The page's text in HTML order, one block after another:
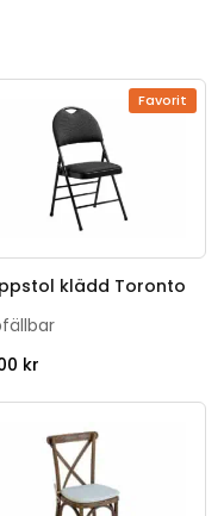
och mycket mer. För
Favorit
klädd Toronto
kr